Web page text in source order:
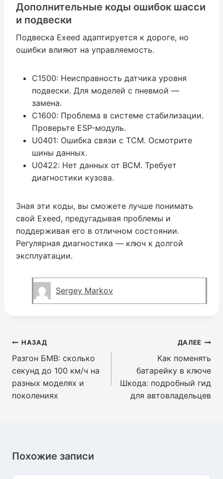
Дополнительные коды ошибок шасси
и подвески
Подвеска Exeed адаптируется к дороге, но
ошибки влияют на управляемость.
C1500: Неисправность датчика уровня
подвески. Для моделей с пневмой —
замена.
C1600: Проблема в системе стабилизации.
Проверьте ESP-модуль.
U0401: Ошибка связи с TCM. Осмотрите
шины данных.
U0422: Нет данных от BCM. Требует
диагностики кузова.
Зная эти коды, вы сможете лучше понимать
свой Exeed, предугадывая проблемы и
поддерживая его в отличном состоянии.
Регулярная диагностика — ключ к долгой
эксплуатации.
Sergey Markov
Навигация
по
записям
НАЗАД
Разгон БМВ: сколько
секунд до 100 км/ч на
разных моделях и
поколениях
ДАЛЕЕ
Как поменять
батарейку в ключе
Шкода: подробный гид
для автовладельцев
Похожие записи